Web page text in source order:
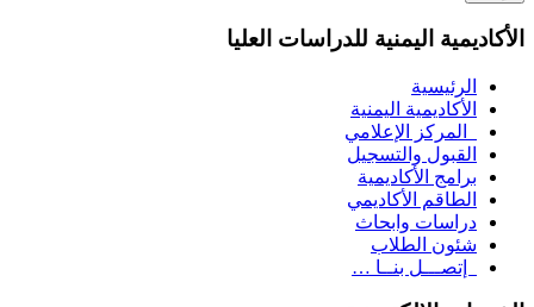
اليمنية للدراسات العليا
اليمنية
الإعلامي
والتسجيل
الأكاديمية
الأكاديمي
وابحاث
الطلاب
بنــا …